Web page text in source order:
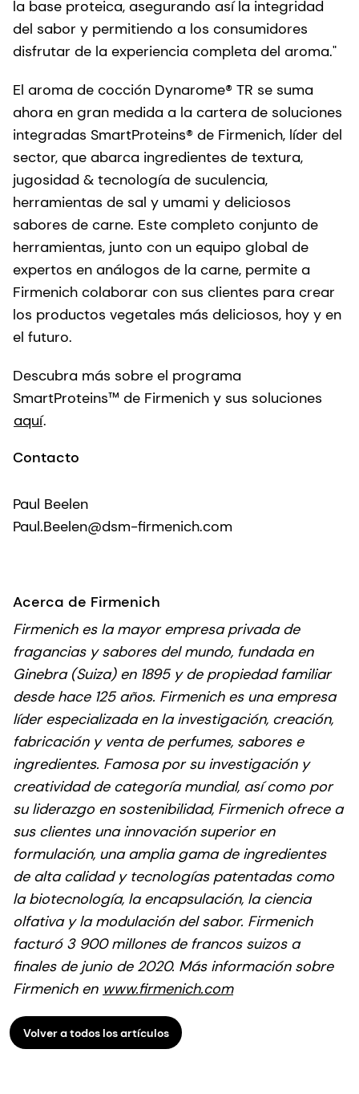
la base proteica, asegurando así la integridad
del sabor y permitiendo a los consumidores
disfrutar de la experiencia completa del aroma."
El aroma de cocción Dynarome® TR se suma
ahora en gran medida a la cartera de soluciones
integradas SmartProteins® de Firmenich, líder del
sector, que abarca ingredientes de textura,
jugosidad & tecnología de suculencia,
herramientas de sal y umami y deliciosos
sabores de carne. Este completo conjunto de
herramientas, junto con un equipo global de
expertos en análogos de la carne, permite a
Firmenich colaborar con sus clientes para crear
los productos vegetales más deliciosos, hoy y en
el futuro.
Descubra más sobre el programa
SmartProteins™ de Firmenich y sus soluciones
aquí.
Contacto
Paul Beelen
Paul.Beelen@dsm-firmenich.com
Acerca de Firmenich
Firmenich es la mayor empresa privada de
fragancias y sabores del mundo, fundada en
Ginebra (Suiza) en 1895 y de propiedad familiar
desde hace 125 años. Firmenich es una empresa
líder especializada en la investigación, creación,
fabricación y venta de perfumes, sabores e
ingredientes. Famosa por su investigación y
creatividad de categoría mundial, así como por
su liderazgo en sostenibilidad, Firmenich ofrece a
sus clientes una innovación superior en
formulación, una amplia gama de ingredientes
de alta calidad y tecnologías patentadas como
la biotecnología, la encapsulación, la ciencia
olfativa y la modulación del sabor. Firmenich
facturó 3 900 millones de francos suizos a
finales de junio de 2020. Más información sobre
Firmenich en www.firmenich.com
Volver a todos los artículos